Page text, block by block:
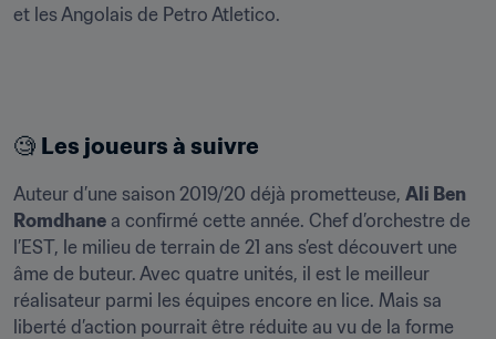
et les Angolais de Petro Atletico.
🧐 Les joueurs à suivre
Auteur d’une saison 2019/20 déjà prometteuse, Ali Ben
Romdhane a confirmé cette année. Chef d’orchestre de
l’EST, le milieu de terrain de 21 ans s’est découvert une
âme de buteur. Avec quatre unités, il est le meilleur
réalisateur parmi les équipes encore en lice. Mais sa
liberté d’action pourrait être réduite au vu de la forme